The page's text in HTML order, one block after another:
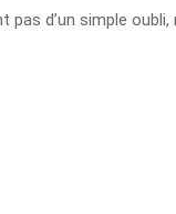
d’un simple